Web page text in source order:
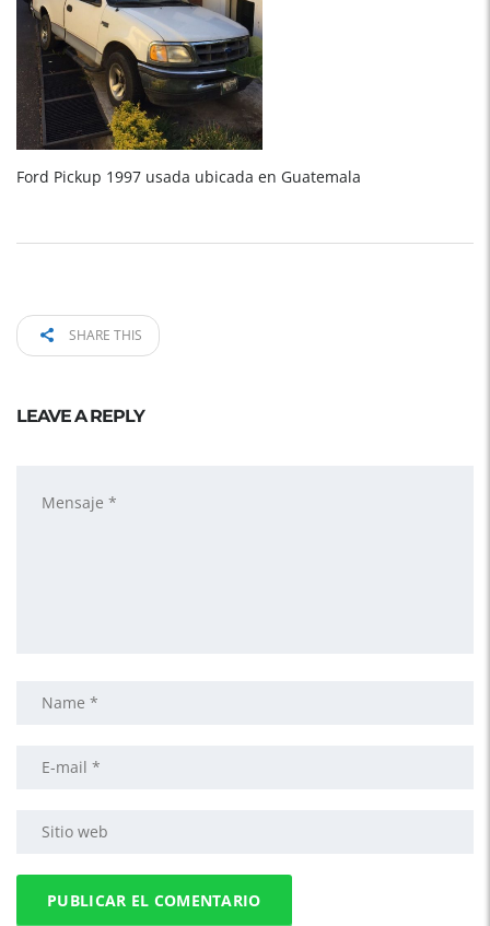
Ford Pickup 1997 usada ubicada en Guatemala
SHARE THIS
LEAVE A REPLY